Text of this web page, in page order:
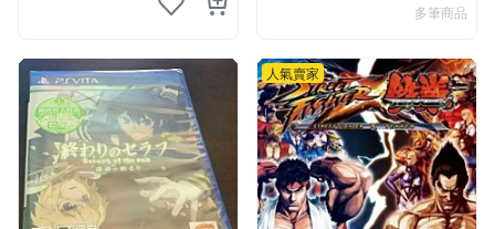
多筆商品
人氣賣家